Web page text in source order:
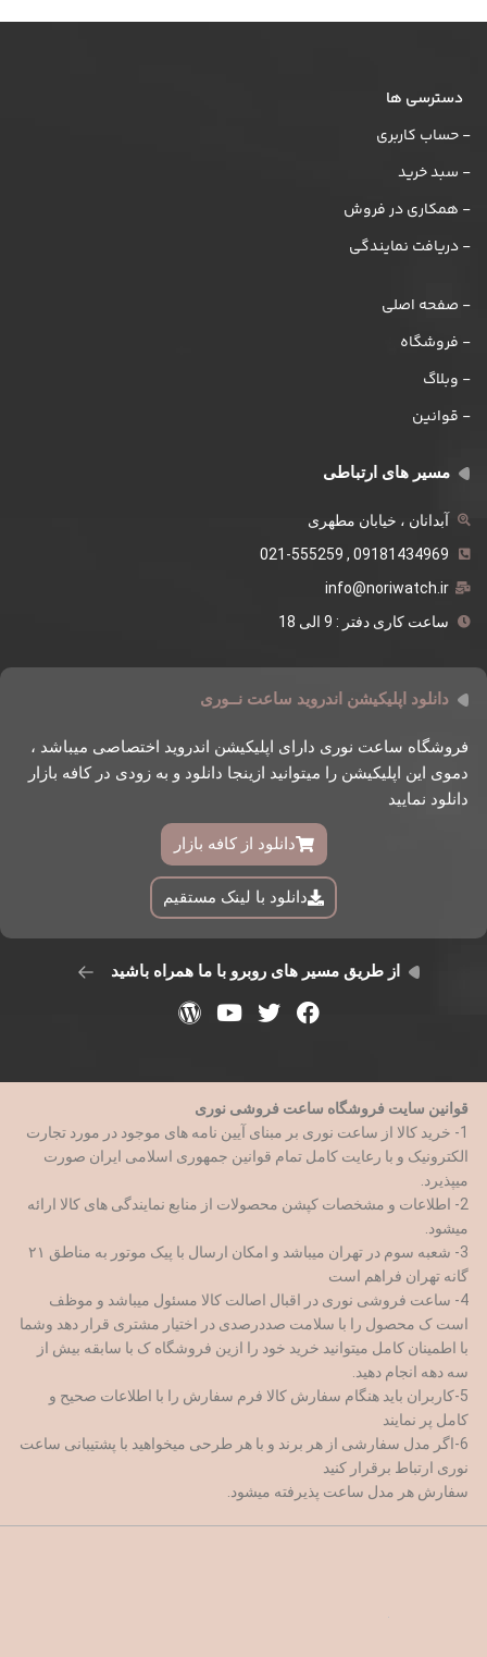
دسترسی ها
- حساب کاربری
- سبد خرید
- همکاری در فروش
- دریافت نمایندگی
- صفحه اصلی
- فروشگاه
- وبلاگ
- قوانین
مسیر های ارتباطی
آبدانان ، خیابان مطهری
09181434969 , 021-555259
info@noriwatch.ir
ساعت کاری دفتر : 9 الی 18
دانلود اپلیکیشن اندروید ساعت نــوری
فروشگاه ساعت نوری دارای اپلیکیشن اندروید اختصاصی میباشد ،
دموی این اپلیکیشن را میتوانید ازینجا دانلود و به زودی در کافه بازار
دانلود نمایید
دانلود از کافه بازار
دانلود با لینک مستقیم
از طریق مسیر های روبرو با ما همراه باشید
قوانین سایت فروشگاه ساعت فروشی نوری
1- خرید کالا از ساعت نوری بر مبنای آیین نامه های موجود در مورد تجارت
الکترونیک و با رعایت کامل تمام قوانین جمهوری اسلامی ایران صورت
میپذیرد.
2- اطلاعات و مشخصات کپشن محصولات از منابع نمایندگی های کالا ارائه
میشود.
3- شعبه سوم در تهران میباشد و امکان ارسال با پیک موتور به مناطق ۲۱
گانه تهران فراهم است
4- ساعت فروشی نوری در اقبال اصالت کالا مسئول میباشد و موظف
است ک محصول را با سلامت صددرصدی در اختیار مشتری قرار دهد وشما
با اطمینان کامل میتوانید خرید خود را ازین فروشگاه ک با سابقه بیش از
سه دهه انجام دهید.
5-کاربران باید هنگام سفارش کالا فرم سفارش را با اطلاعات صحیح و
کامل پر نمایند
6-اگر مدل سفارشی از هر برند و با هر طرحی میخواهید با پشتیبانی ساعت
نوری ارتباط برقرار کنید
سفارش هر مدل ساعت پذیرفته میشود.